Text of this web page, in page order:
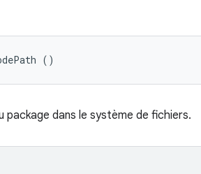
()
package dans le système de fichiers.